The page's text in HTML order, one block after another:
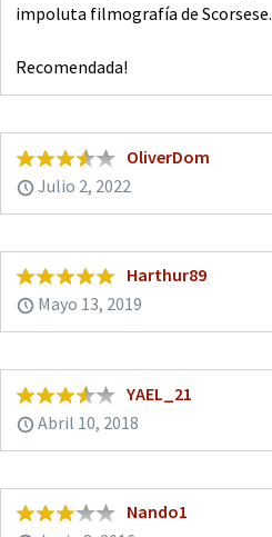
impoluta filmografía de Scorsese.
Recomendada!
OliverDom
Julio 2, 2022
Harthur89
Mayo 13, 2019
YAEL_21
Abril 10, 2018
Nando1